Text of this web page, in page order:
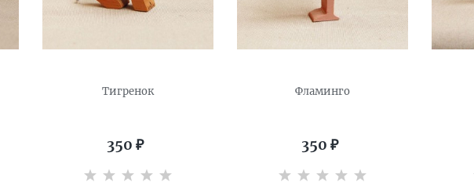
Тигренок
350 ₽
Фламинго
350 ₽